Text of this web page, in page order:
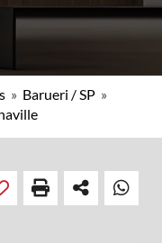
» Barueri / SP »